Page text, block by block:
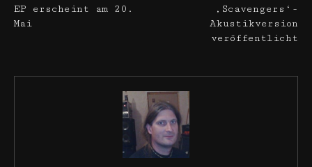
EP erscheint am 20.
Mai
‚Scavengers‘-
Akustikversion
veröffentlicht